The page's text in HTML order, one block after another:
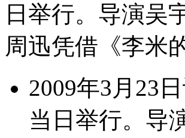
日举行。导演吴
周迅凭借《李米
2009年3月23
当日举行。导